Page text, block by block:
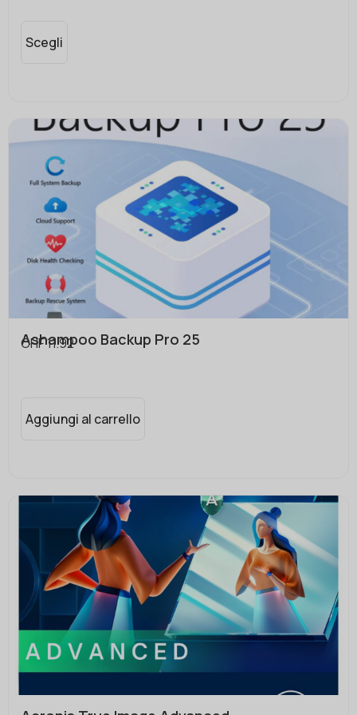
Scegli
Ashampoo Backup Pro 25
CHF11.92
Aggiungi al carrello